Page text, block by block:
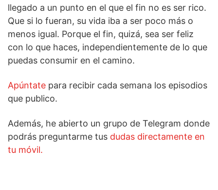
llegado a un punto en el que el fin no es ser rico.
Que si lo fueran, su vida iba a ser poco más o
menos igual. Porque el fin, quizá, sea ser feliz
con lo que haces, independientemente de lo que
puedas consumir en el camino.
Apúntate para recibir cada semana los episodios
que publico.
Además, he abierto un grupo de Telegram donde
podrás preguntarme tus dudas directamente en
tu móvil.